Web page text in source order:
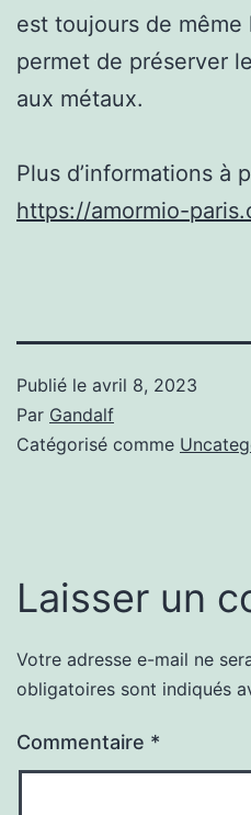
est toujours de
permet de préserver
aux métaux.
Plus d’informations à
https://amormio-
Publié le avril 8, 2023
Par Gandalf
Catégorisé comme
Laisser un
Votre adresse e-mail ne
obligatoires sont indiqués
Commentaire *